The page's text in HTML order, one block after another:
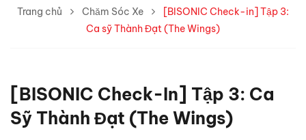
Trang chủ Chăm Sóc Xe
[BISONIC Check-in] Tập 3:
Ca sỹ Thành Đạt (The Wings)
[BISONIC Check-In] Tập 3: Ca
Sỹ Thành Đạt (The Wings)